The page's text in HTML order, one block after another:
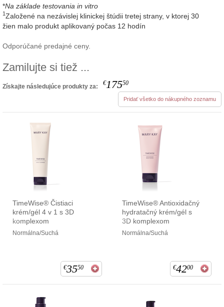
*Na základe testovania in vitro
1 Založené na nezávislej klinickej štúdii tretej strany, v ktorej 30
žien malo produkt aplikovaný počas 12 hodín
Odporúčané predajné ceny.
Zamilujte si tiež ...
Získajte následujúce produkty za: €17550
Pridať všetko do nákupného zoznamu
TimeWise® Čistiaci
krém/gél 4 v 1 s 3D
komplexom
Normálna/Suchá
€3550
TimeWise® Antioxidačný
hydratačný krém/gél s
3D komplexom
Normálna/Suchá
€4200